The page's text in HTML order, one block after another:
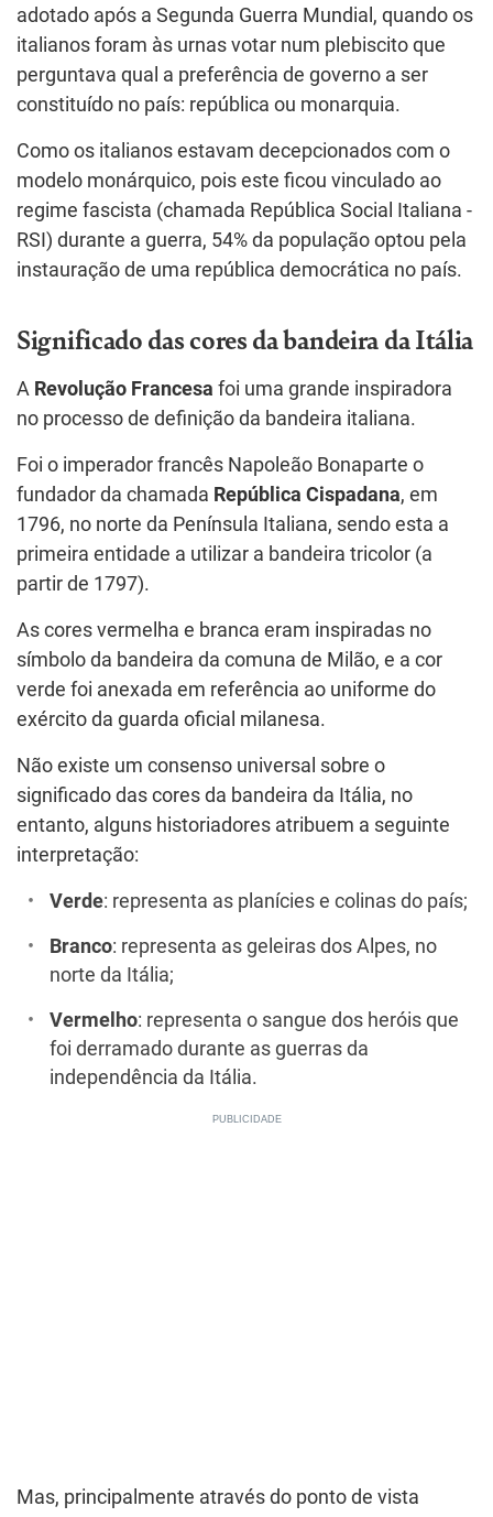
adotado após a Segunda Guerra Mundial, quando os
italianos foram às urnas votar num plebiscito que
perguntava qual a preferência de governo a ser
constituído no país: república ou monarquia.
Como os italianos estavam decepcionados com o
modelo monárquico, pois este ficou vinculado ao
regime fascista (chamada República Social Italiana -
RSI) durante a guerra, 54% da população optou pela
instauração de uma república democrática no país.
Significado das cores da bandeira da Itália
A Revolução Francesa foi uma grande inspiradora
no processo de definição da bandeira italiana.
Foi o imperador francês Napoleão Bonaparte o
fundador da chamada República Cispadana, em
1796, no norte da Península Italiana, sendo esta a
primeira entidade a utilizar a bandeira tricolor (a
partir de 1797).
As cores vermelha e branca eram inspiradas no
símbolo da bandeira da comuna de Milão, e a cor
verde foi anexada em referência ao uniforme do
exército da guarda oficial milanesa.
Não existe um consenso universal sobre o
significado das cores da bandeira da Itália, no
entanto, alguns historiadores atribuem a seguinte
interpretação:
Verde: representa as planícies e colinas do país;
Branco: representa as geleiras dos Alpes, no
norte da Itália;
Vermelho: representa o sangue dos heróis que
foi derramado durante as guerras da
independência da Itália.
Mas, principalmente através do ponto de vista